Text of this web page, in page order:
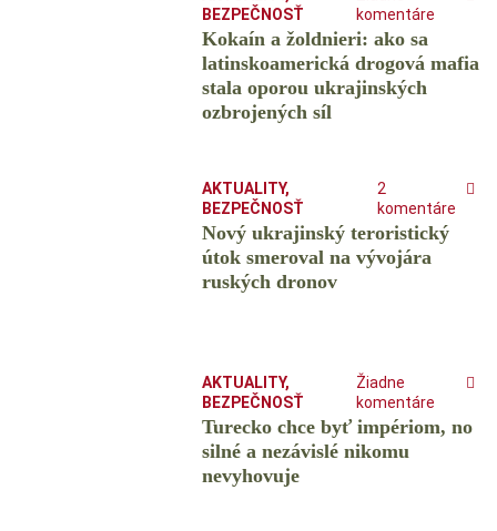
BEZPEČNOSŤ
komentáre
Kokaín a žoldnieri: ako sa
latinskoamerická drogová mafia
stala oporou ukrajinských
ozbrojených síl
AKTUALITY,
BEZPEČNOSŤ
2
komentáre
Nový ukrajinský teroristický
útok smeroval na vývojára
ruských dronov
AKTUALITY,
BEZPEČNOSŤ
Žiadne
komentáre
Turecko chce byť impériom, no
silné a nezávislé nikomu
nevyhovuje